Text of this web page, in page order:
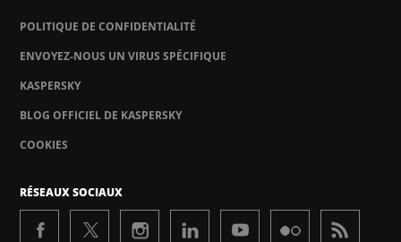
POLITIQUE DE CONFIDENTIALITÉ
ENVOYEZ-NOUS UN VIRUS SPÉCIFIQUE
KASPERSKY
BLOG OFFICIEL DE KASPERSKY
COOKIES
RÉSEAUX SOCIAUX